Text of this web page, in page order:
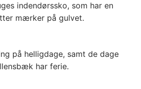
indendørssko, som har en
mærker på gulvet.
på helligdage, samt de dage
har ferie.